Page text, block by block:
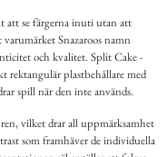
att se färgerna inuti utan att
Snazaroos namn
och kvalitet. Split Cake -
rektangulär plastbehållare med
spill när den inte används.
vilket drar all uppmärksamhet
som framhäver de individuella